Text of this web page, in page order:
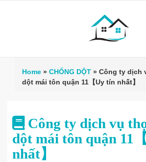
Home » CHỐNG DỘT » Công ty dịch
dột mái tôn quận 11【Uy tín nhất】
Công ty dịch vụ
dột mái tôn quận 11
nhất】